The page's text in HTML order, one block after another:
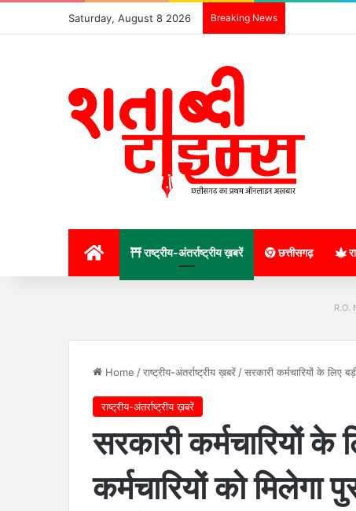
Saturday, August 8 2026 Breaking News
राष्ट्रीय-अंतर्राष्ट्रीय ख़बरें छत्तीसगढ़
R.O.
Home /राष्ट्रीय-अंतर्राष्ट्रीय ख़बरें /सरकारी कर्मचारियों के लिए
राष्ट्रीय-अंतर्राष्ट्रीय ख़बरें
सरकारी कर्मचारियों
कर्मचारियों को